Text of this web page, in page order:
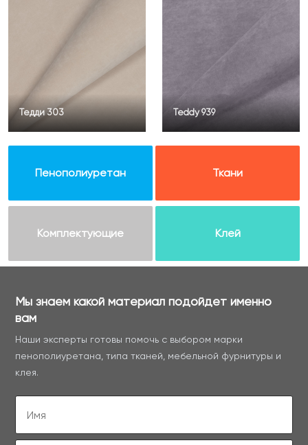
Тедди 303 Teddy 939
Пенополиуретан Ткани
Комплектующие Клей
Мы знаем какой материал подойдет именно
вам
Наши эксперты готовы помочь с выбором марки
пенополиуретана, типа тканей, мебельной фурнитуры и
клея.